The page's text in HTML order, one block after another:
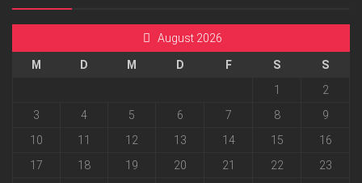
August 2026
M D M D F S
S
1
2
3
4 5 6 7 8
9
10
11 12 13 14 15
16
17
18 19 20 21 22
23